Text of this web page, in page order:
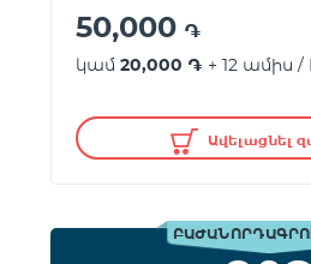
50,000 ֏
կամ 20,000 ֏ + 12 ամիս /
Ավելացնել